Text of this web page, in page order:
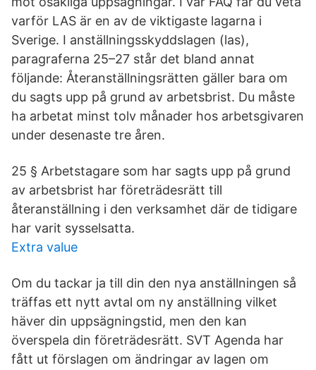
varför LAS är en av de viktigaste lagarna i
Sverige. I anställningsskyddslagen (las),
paragraferna 25–27 står det bland annat
följande: Återanställningsrätten gäller bara om
du sagts upp på grund av arbetsbrist. Du måste
ha arbetat minst tolv månader hos arbetsgivaren
under desenaste tre åren.
25 § Arbetstagare som har sagts upp på grund
av arbetsbrist har företrädesrätt till
återanställning i den verksamhet där de tidigare
har varit sysselsatta.
Extra value
Om du tackar ja till din den nya anställningen så
träffas ett nytt avtal om ny anställning vilket
häver din uppsägningstid, men den kan
överspela din företrädesrätt. SVT Agenda har
fått ut förslagen om ändringar av lagen om